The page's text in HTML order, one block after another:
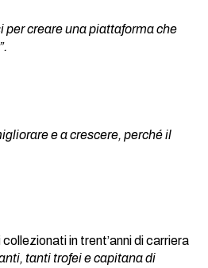
per creare una piattaforma che
e a crescere, perché il
in trent’anni di carriera
tanti trofei e capitana di